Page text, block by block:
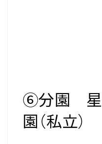
⑥分園 星
園（私立）